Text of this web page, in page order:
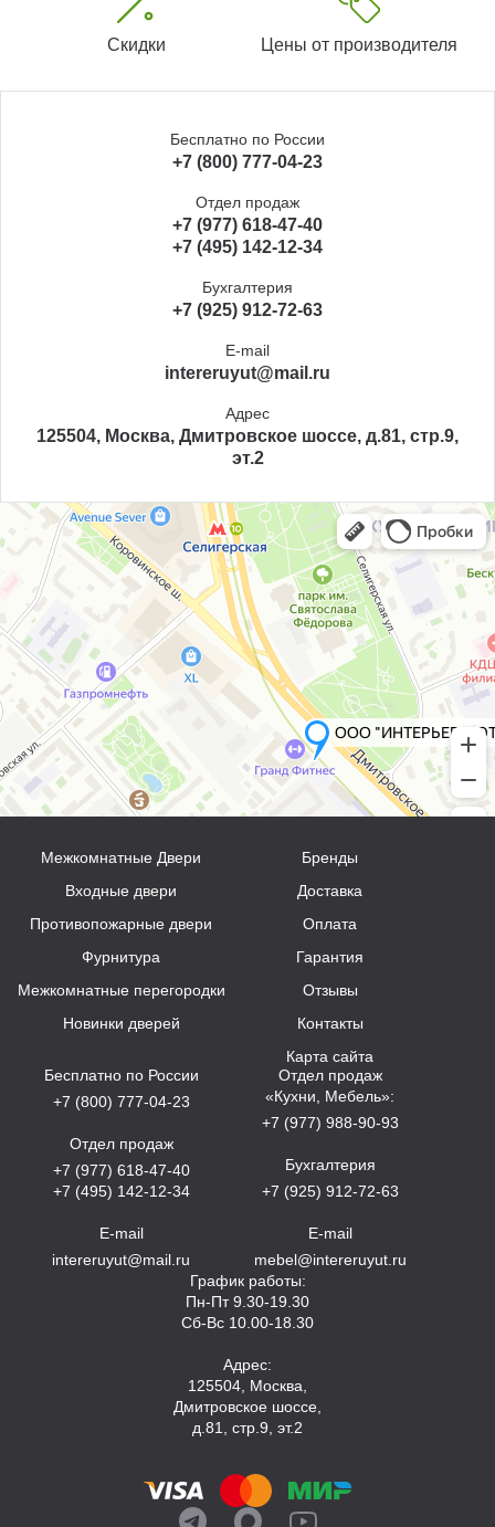
Скидки Цены от производителя
Бесплатно по России
+7 (800) 777-04-23
Отдел продаж
+7 (977) 618-47-40
+7 (495) 142-12-34
Бухгалтерия
+7 (925) 912-72-63
E-mail
intereruyut@mail.ru
Адрес
125504, Москва, Дмитровское шоссе, д.81, стр.9,
эт.2
Межкомнатные Двери
Входные двери
Противопожарные двери
Фурнитура
Межкомнатные перегородки
Новинки дверей
Бренды
Доставка
Оплата
Гарантия
Отзывы
Контакты
Карта сайта
Бесплатно по России
+7 (800) 777-04-23
Отдел продаж
+7 (977) 618-47-40
+7 (495) 142-12-34
E-mail
intereruyut@mail.ru
Отдел продаж
«Кухни, Мебель»:
+7 (977) 988-90-93
Бухгалтерия
+7 (925) 912-72-63
E-mail
mebel@intereruyut.ru
График работы:
Пн-Пт 9.30-19.30
Сб-Вс 10.00-18.30
Адрес:
125504, Москва,
Дмитровское шоссе,
д.81, стр.9, эт.2